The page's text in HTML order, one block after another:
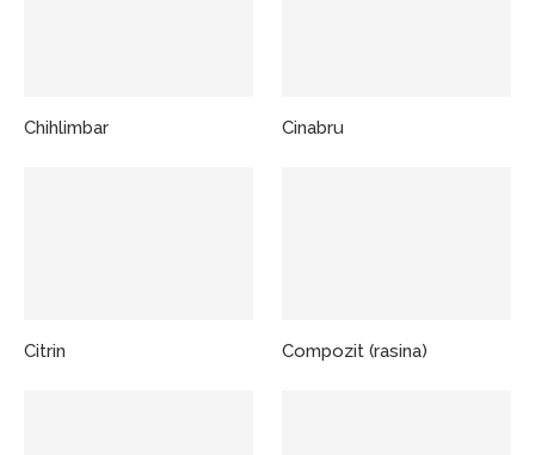
Chihlimbar Cinabru
Citrin Compozit (rasina)